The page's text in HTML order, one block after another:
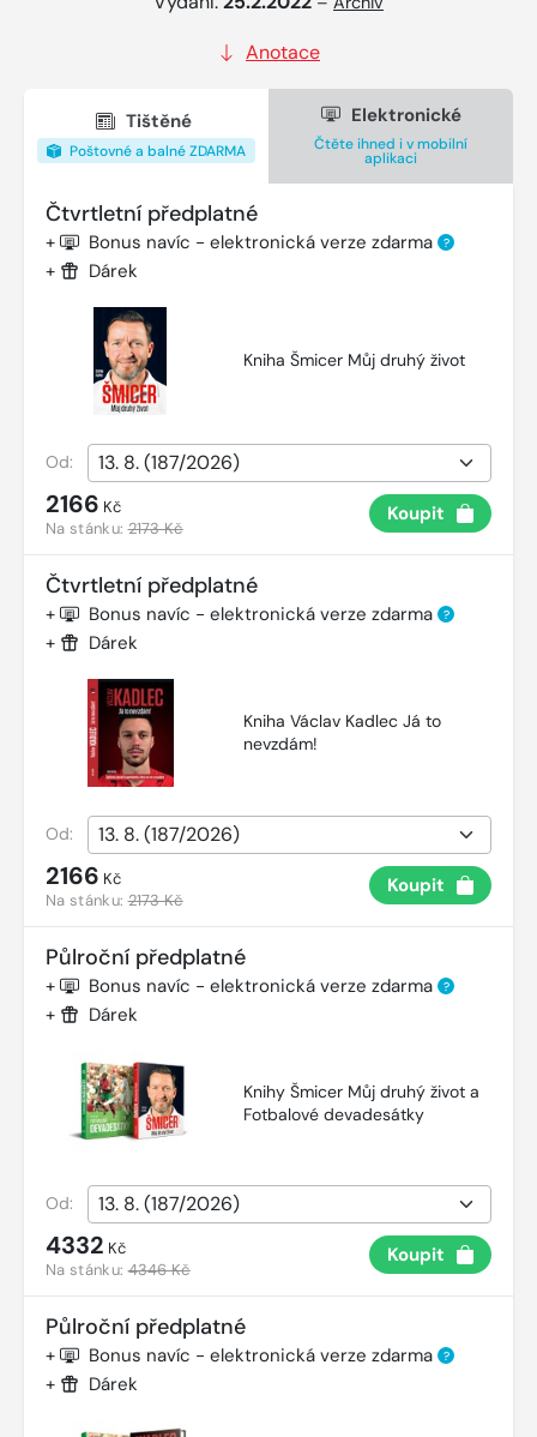
Anotace
Tištěné
Poštovné a balné ZDARMA
Elektronické
Čtěte ihned i v mobilní
aplikaci
Čtvrtletní předplatné
+ Bonus navíc - elektronická verze zdarma ?
+ Dárek
Kniha Šmicer Můj druhý život
Od:
2166 Kč
Na stánku:2173 Kč
Koupit
Čtvrtletní předplatné
+ Bonus navíc - elektronická verze zdarma ?
+ Dárek
Kniha Václav Kadlec Já to
nevzdám!
Od:
2166 Kč
Na stánku:2173 Kč
Koupit
Půlroční předplatné
+ Bonus navíc - elektronická verze zdarma ?
+ Dárek
Knihy Šmicer Můj druhý život a
Fotbalové devadesátky
Od:
4332 Kč
Na stánku:4346 Kč
Koupit
Půlroční předplatné
+ Bonus navíc - elektronická verze zdarma ?
+ Dárek